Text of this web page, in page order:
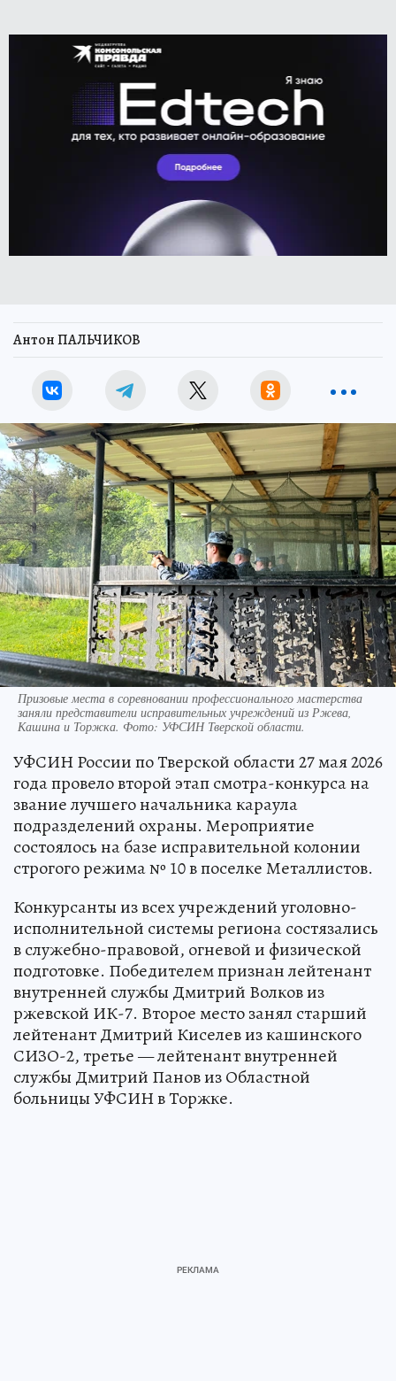
Антон ПАЛЬЧИКОВ
Призовые места в соревновании профессионального мастерства
заняли представители исправительных учреждений из Ржева,
Кашина и Торжка. Фото: УФСИН Тверской области.
УФСИН России по Тверской области 27 мая 2026
года провело второй этап смотра-конкурса на
звание лучшего начальника караула
подразделений охраны. Мероприятие
состоялось на базе исправительной колонии
строгого режима № 10 в поселке Металлистов.
Конкурсанты из всех учреждений уголовно-
исполнительной системы региона состязались
в служебно-правовой, огневой и физической
подготовке. Победителем признан лейтенант
внутренней службы Дмитрий Волков из
ржевской ИК-7. Второе место занял старший
лейтенант Дмитрий Киселев из кашинского
СИЗО-2, третье — лейтенант внутренней
службы Дмитрий Панов из Областной
больницы УФСИН в Торжке.